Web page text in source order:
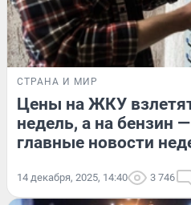
СТРАНА И МИР
Цены на ЖКУ
недель, а на бензин
главные новости
14 декабря, 2025, 14:40 3 746